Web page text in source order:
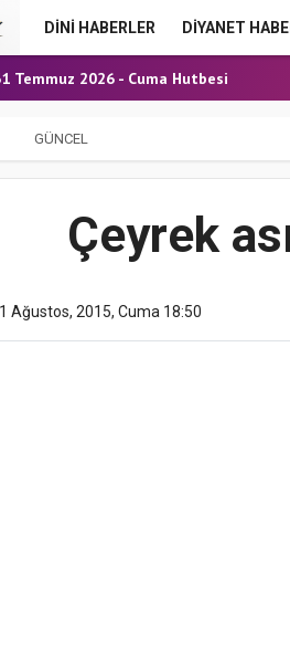
DİNİ HABERLER DİYANET
Alımı (Kurum İçi) Sınavı (Sözlü) So...
Temmuz 2026 - Cuma Hutbesi
Temmuz 2026 - Cuma Hutbesi
Ağustos 2026 - Cuma Hutbesi
GÜNCEL
Çeyrek
Ağustos, 2015, Cuma 18:50